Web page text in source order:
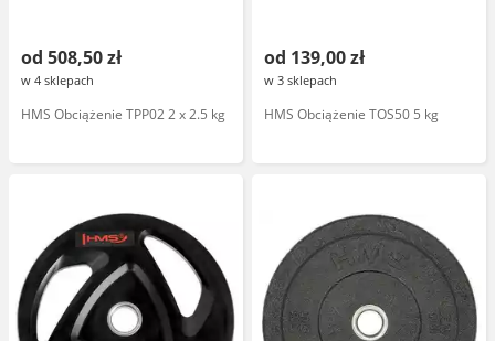
od 508,50 zł
w 4 sklepach
HMS Obciążenie TPP02 2 x 2.5 kg
od 139,00 zł
w 3 sklepach
HMS Obciążenie TOS50 5 kg